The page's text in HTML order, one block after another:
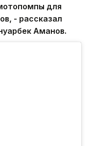
для
- рассказал
Аманов.